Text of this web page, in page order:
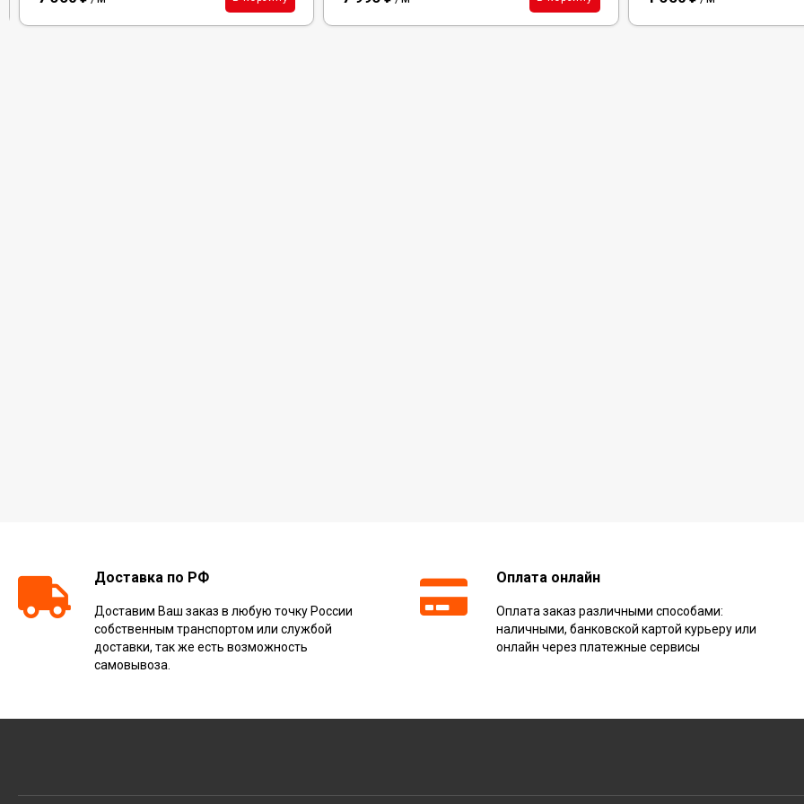
Доставка по РФ
Доставим Ваш заказ в любую точку России
собственным транспортом или службой
доставки, так же есть возможность
самовывоза.
Оплата онлайн
Оплата заказ различными способами:
наличными, банковской картой курьеру или
онлайн через платежные сервисы